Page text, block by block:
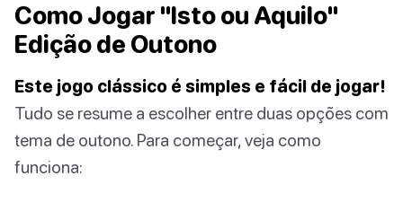
Como Jogar "Isto ou Aquilo"
Edição de Outono
Este jogo clássico é simples e fácil de jogar!
Tudo se resume a escolher entre duas opções com
tema de outono. Para começar, veja como
funciona: